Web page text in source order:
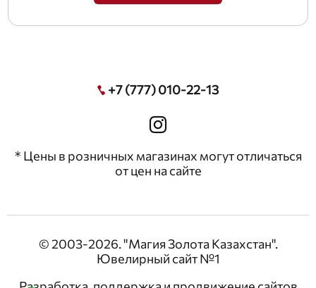
+7 (777) 010-22-13
* Цены в розничных магазинах могут отличаться
от цен на сайте
© 2003-2026. "Магия Золота Казахстан".
Ювелирный сайт №1